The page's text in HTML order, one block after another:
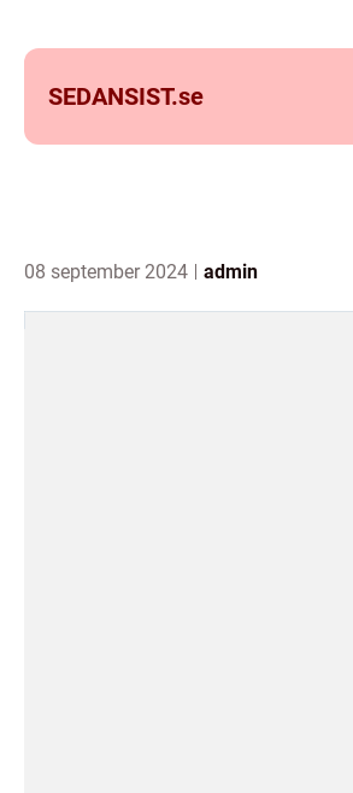
SEDANSIST.se
08 september 2024 admin